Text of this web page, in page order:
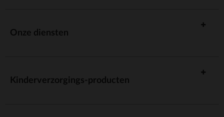
Onze diensten
Kinderverzorgings-producten